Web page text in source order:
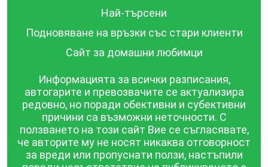
Най-търсени
Подновяване на връзки със стари клиенти
Сайт за домашни любимци
Информацията за всички разписания,
автогарите и превозвачите се актуализира
редовно, но поради обективни и субективни
причини са възможни неточности. С
ползването на този сайт Вие се съгласявате,
че авторите му не носят никаква отговорност
за вреди или пропуснати ползи, настъпили